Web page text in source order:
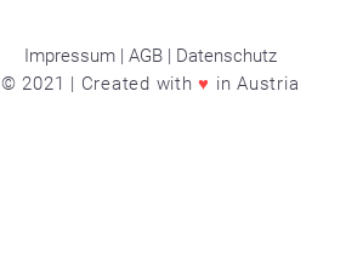
Impressum | AGB | Datenschutz
© 2021 | Created with♥ in Austria